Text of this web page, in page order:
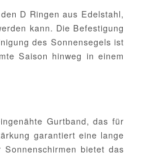
D Ringen aus Edelstahl,
kann. Die Befestigung
des Sonnensegels ist
Saison hinweg in einem
Gurtband, das für
garantiert eine lange
bietet das